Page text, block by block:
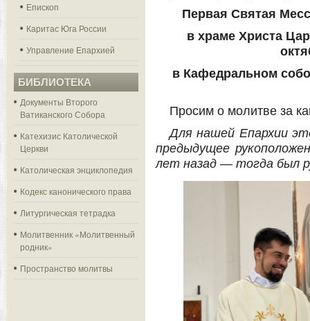
Епископ
Каритас Юга России
Управление Епархией
БИБЛИОТЕКА
Документы Второго
Ватиканского Собора
Катехизис Католической
Церкви
Католическая энциклопедия
Кодекс канонического права
Литургическая тетрадка
Молитвенник «Молитвенный
родник»
Пространство молитвы
Первая Святая
в храме Христа
в Кафедральном
Просим о молитве за
Для нашей Епархии
предыдущее
лет назад — тогда был